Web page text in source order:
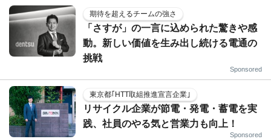
期待を超えるチームの強さ
「さすが」の一言に込められた驚きや感
動。新しい価値を生み出し続ける電通の
挑戦
Sponsored
東京都｢HTT取組推進宣言企業｣
リサイクル企業が節電・発電・蓄電を実
践、社員のやる気と営業力も向上！
Sponsored